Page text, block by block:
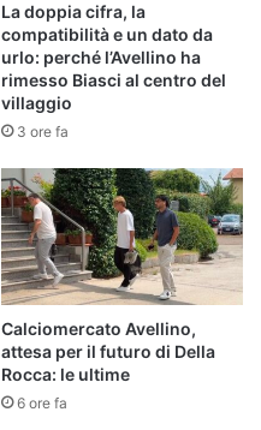
La doppia cifra, la
compatibilità e un dato da
urlo: perché l’Avellino ha
rimesso Biasci al centro del
villaggio
3 ore fa
Calciomercato Avellino,
attesa per il futuro di Della
Rocca: le ultime
6 ore fa